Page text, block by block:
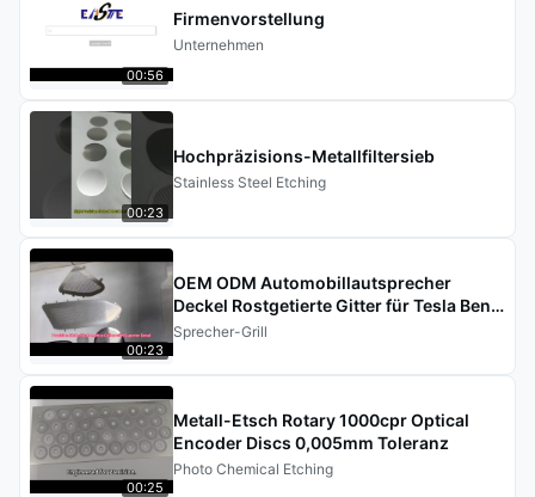
00:56
Firmenvorstellung
Unternehmen
00:23
Hochpräzisions-Metallfiltersieb
Stainless Steel Etching
00:23
OEM ODM Automobillautsprecher
Deckel Rostgetierte Gitter für Tesla Benz
BWM
Sprecher-Grill
00:25
Metall-Etsch Rotary 1000cpr Optical
Encoder Discs 0,005mm Toleranz
Photo Chemical Etching